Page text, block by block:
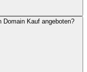
Domain Kauf angeboten?